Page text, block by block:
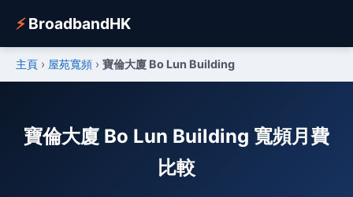
⚡BroadbandHK
主頁 › 屋苑寬頻 › 寶倫大廈 Bo Lun Building
寶倫大廈 Bo Lun Building 寬頻月費
比較